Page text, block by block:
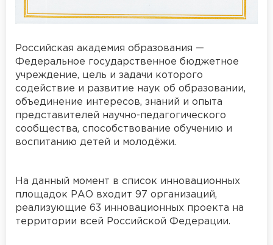
Российская академия образования —
Федеральное государственное бюджетное
учреждение, цель и задачи которого
содействие и развитие наук об образовании,
объединение интересов, знаний и опыта
представителей научно-педагогического
сообщества, способствование обучению и
воспитанию детей и молодёжи.
На данный момент в список инновационных
площадок РАО входит 97 организаций,
реализующие 63 инновационных проекта на
территории всей Российской Федерации.